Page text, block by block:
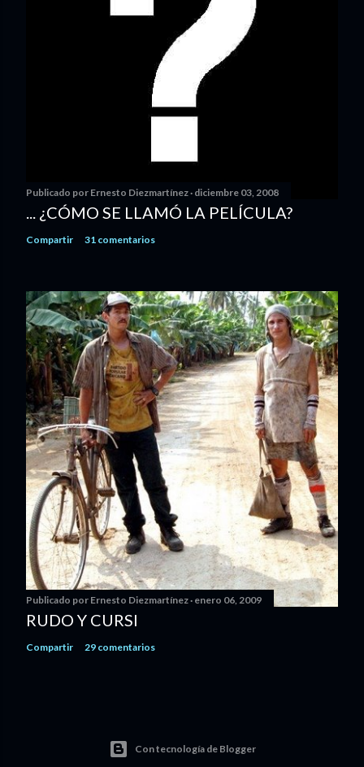
Publicado por Ernesto Diezmartínez diciembre 03, 2008
... ¿CÓMO SE LLAMÓ LA PELÍCULA?
Compartir 31 comentarios
Publicado por Ernesto Diezmartínez enero 06, 2009
RUDO Y CURSI
Compartir 29 comentarios
Con tecnología de Blogger